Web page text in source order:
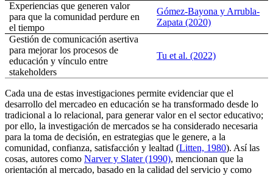
Experiencias que generen valor
para que la comunidad perdure en
el tiempo
Gómez-Bayona y Arrubla-
Zapata (2020)
Gestión de comunicación asertiva
para mejorar los procesos de
educación y vínculo entre
stakeholders
Tu et al. (2022)
Cada una de estas investigaciones permite evidenciar que el
desarrollo del mercadeo en educación se ha transformado desde lo
tradicional a lo relacional, para generar valor en el sector educativo;
por ello, la investigación de mercados se ha considerado necesaria
para la toma de decisión, en estrategias que le genere, a la
comunidad, confianza, satisfacción y lealtad (Litten, 1980). Así las
cosas, autores como Narver y Slater (1990), mencionan que la
orientación al mercado, basado en la calidad del servicio y como